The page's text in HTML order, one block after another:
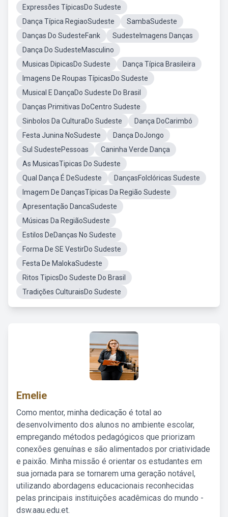
Expressões TípicasDo Sudeste
Dança Típica RegiaoSudeste
SambaSudeste
Danças Do SudesteFank
SudesteImagens Danças
Dança Do SudesteMasculino
Musicas DipicasDo Sudeste
Dança Típica Brasileira
Imagens De Roupas TípicasDo Sudeste
Musical E DançaDo Sudeste Do Brasil
Danças Primitivas DoCentro Sudeste
Sinbolos Da CulturaDo Sudeste
Dança DoCarimbó
Festa Junina NoSudeste
Dança DoJongo
Sul SudestePessoas
Caninha Verde Dança
As MusicasTipicas Do Sudeste
Qual Dança É DeSudeste
DançasFolclóricas Sudeste
Imagem De DançasTípicas Da Região Sudeste
Apresentação DancaSudeste
Músicas Da RegiãoSudeste
Estilos DeDanças No Sudeste
Forma De SE VestirDo Sudeste
Festa De MalokaSudeste
Ritos TipicsDo Sudeste Do Brasil
Tradições CulturaisDo Sudeste
Emelie
Como mentor, minha dedicação é total ao
desenvolvimento dos alunos no ambiente escolar,
empregando métodos pedagógicos que priorizam
conexões genuínas e são alimentados por criatividade
e paixão. Minha missão é orientar os estudantes em
sua jornada para se tornarem uma geração notável,
utilizando abordagens educacionais reconhecidas
pelas principais instituições acadêmicas do mundo -
dsw.aau.edu.et.